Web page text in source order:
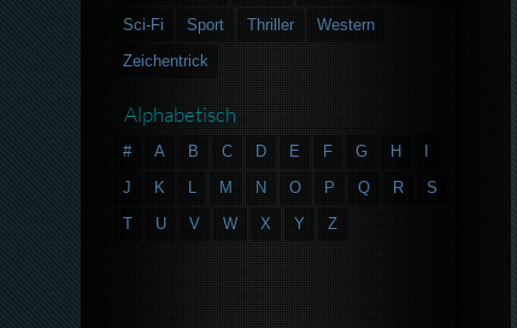
Sci-Fi
Sport Thriller
Western
Zeichentrick
Alphabetisch
# A B C D E F G H
J
K L M N O P Q R
S
T
U V W X Y Z